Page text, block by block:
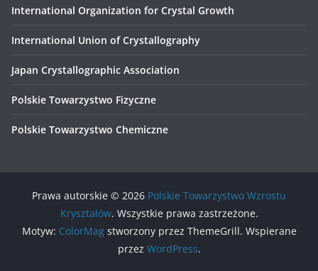
International Organization for Crystal Growth
International Union of Crystallography
Japan Crystallographic Association
Polskie Towarzystwo Fizyczne
Polskie Towarzystwo Chemiczne
Prawa autorskie © 2026 Polskie Towarzystwo Wzrostu
Kryształów. Wszystkie prawa zastrzeżone.
Motyw: ColorMagstworzony przez ThemeGrill. Wspierane
przez WordPress.